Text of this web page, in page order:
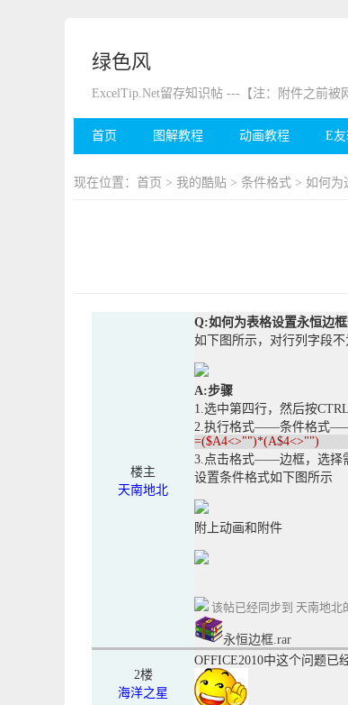
绿色风
ExcelTip.Net留存知识帖 ---【注：附件之前被
首页 图解教程 动画教程 E
现在位置： 首页 > 我的酷贴 > 条件格式 > 如何为
楼主
天南地北
Q:如何为表格设置永恒边
如下图所示，对行列字段
A:步骤
1.选中第四行，然后按
2.执行格式——条件格式
=($A4<>"")*(A$4<>"")
3.点击格式——边框，选择
设置条件格式如下图所示
附上动画和附件
该帖已经同步到 天南地北
永恒边框.rar
2楼
海洋之星
OFFICE2010中这个问题已